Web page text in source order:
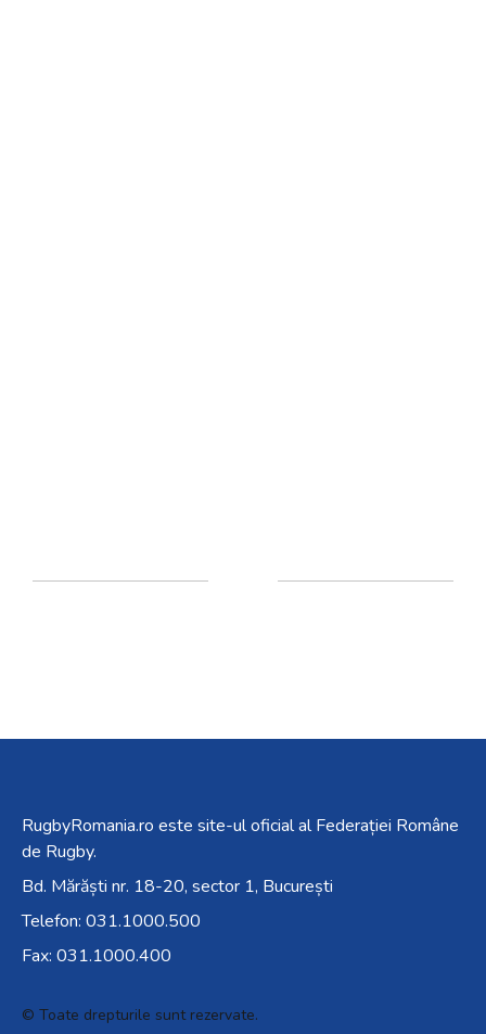
RugbyRomania.ro este site-ul oficial al Federației Române
de Rugby.
Bd. Mărăști nr. 18-20, sector 1, București
Telefon: 031.1000.500
Fax: 031.1000.400
© Toate drepturile sunt rezervate.